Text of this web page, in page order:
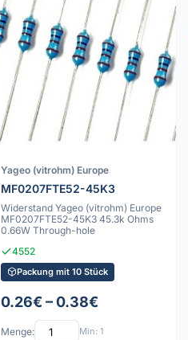
Yageo (vitrohm) Europe
MF0207FTE52-45K3
Widerstand Yageo (vitrohm) Europe
MF0207FTE52-45K3 45.3k Ohms
0.66W Through-hole
4552
Packung mit 10 Stück
0.26€ – 0.38€
Menge: Min: 1